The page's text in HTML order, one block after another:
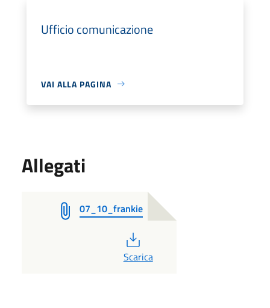
Ufficio comunicazione
VAI ALLA PAGINA
Allegati
07_10_frankie
PDF
Scarica